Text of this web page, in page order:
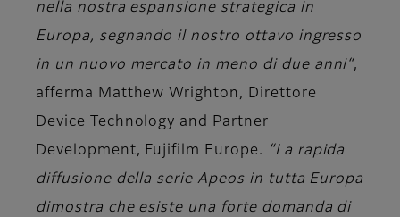
nella nostra espansione strategica in
Europa, segnando il nostro ottavo ingresso
in un nuovo mercato in meno di due anni“,
afferma Matthew Wrighton, Direttore
Device Technology and Partner
Development, Fujifilm Europe.
“La rapida
diffusione della serie Apeos in tutta Europa
dimostra che esiste una forte domanda di